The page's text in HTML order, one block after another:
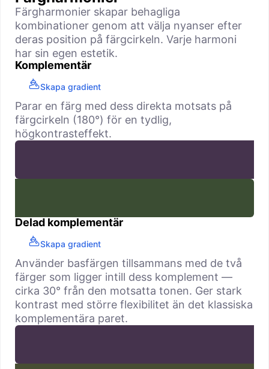
Färgharmonier skapar behagliga
kombinationer genom att välja nyanser efter
deras position på färgcirkeln. Varje harmoni
har sin egen estetik.
Komplementär
Skapa gradient
Parar en färg med dess direkta motsats på
färgcirkeln (180°) för en tydlig,
högkontrasteffekt.
Delad komplementär
Skapa gradient
Använder basfärgen tillsammans med de två
färger som ligger intill dess komplement —
cirka 30° från den motsatta tonen. Ger stark
kontrast med större flexibilitet än det klassiska
komplementära paret.